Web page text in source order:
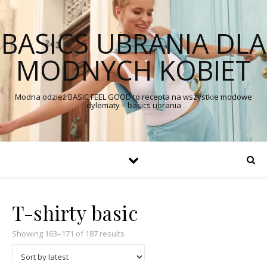
BASICS UBRANIA DLA
MODNYCH KOBIET
Modna odzież BASIC FEEL GOOD to recepta na wszystkie modowe
dylematy – basics ubrania
T-shirty basic
Showing 163–171 of 187 results